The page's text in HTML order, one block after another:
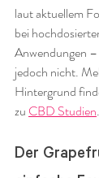
laut aktuellem
bei
Anwendungen –
jedoch nicht.
Hintergrund
zu CBD Studien.
Der